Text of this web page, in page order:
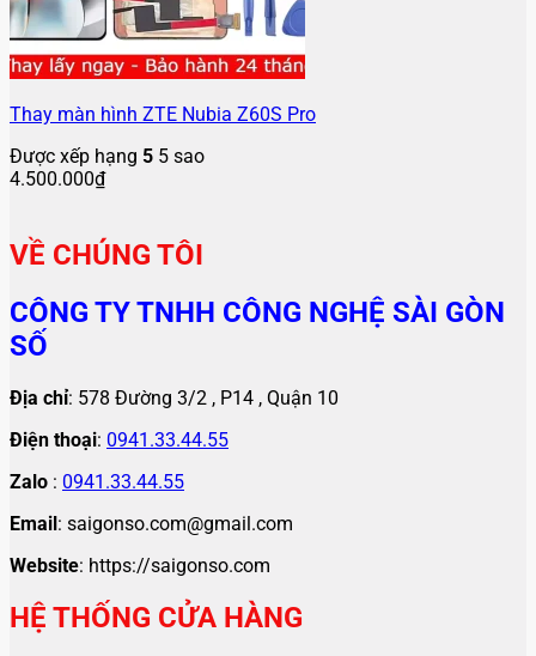
Thay màn hình ZTE Nubia Z60S Pro
Được xếp hạng 5 5 sao
4.500.000₫
VỀ CHÚNG TÔI
CÔNG TY TNHH CÔNG NGHỆ SÀI GÒN
SỐ
Địa chỉ: 578 Đường 3/2 , P14 , Quận 10
Điện thoại: 0941.33.44.55
Zalo : 0941.33.44.55
Email: saigonso.com@gmail.com
Website: https://saigonso.com
HỆ THỐNG CỬA HÀNG